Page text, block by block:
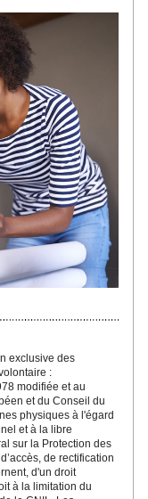
exclusive des
:
modifiée et au
et du Conseil du
physiques à l'égard
et à la libre
sur la Protection des
de rectification
d'un droit
à la limitation du